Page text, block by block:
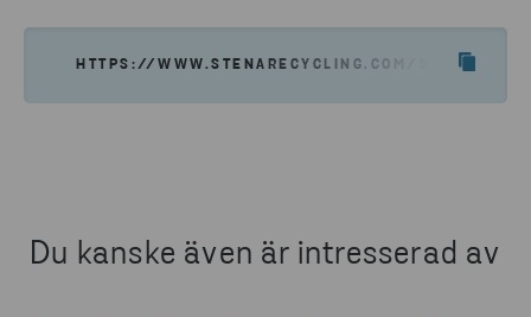
HTTPS://WWW.STENARECYCLING.COM/SV/
Du kanske även är intresserad av